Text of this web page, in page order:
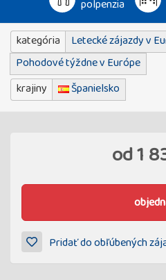
polpenzia
kategória
Letecké zájazdy v
Pohodové týždne v Európe
krajiny
Španielsko
od1
Pridať do obľúbených